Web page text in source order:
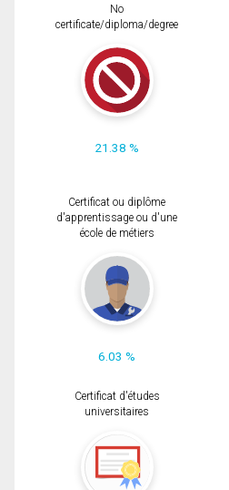
No
certificate/diploma/degree
21.38 %
Certificat ou diplôme
d'apprentissage ou d'une
école de métiers
6.03 %
Certificat d'études
universitaires